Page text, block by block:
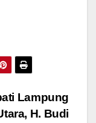
Lampung
H. Budi